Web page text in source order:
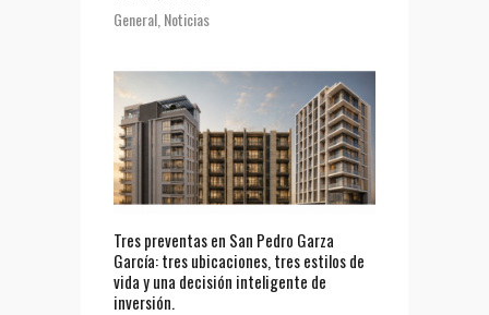
General Noticias
Tres preventas en San Pedro Garza
García: tres ubicaciones, tres estilos de
vida y una decisión inteligente de
inversión.